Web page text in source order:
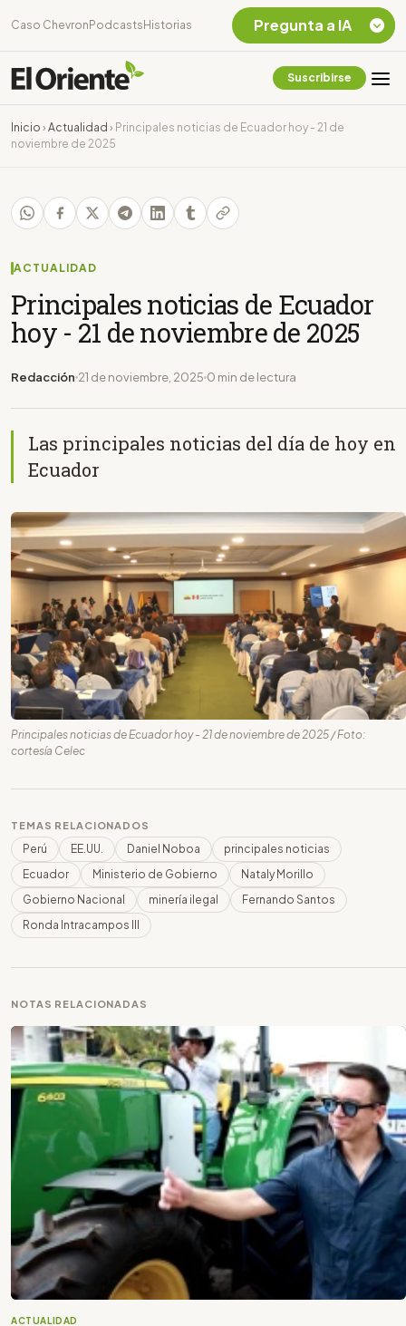
Caso Chevron Podcasts Historias
Suscribirse
Inicio › Actualidad › Principales noticias de Ecuador hoy - 21 de
noviembre de 2025
ACTUALIDAD
Principales noticias de Ecuador
hoy - 21 de noviembre de 2025
Redacción 21 de noviembre, 2025 0 min de lectura
Las principales noticias del día de hoy en
Ecuador
Principales noticias de Ecuador hoy - 21 de noviembre de 2025 / Foto:
cortesía Celec
TEMAS RELACIONADOS
Perú EE.UU. Daniel Noboa
principales noticias
Ecuador
Ministerio de Gobierno
Nataly Morillo
Gobierno Nacional
minería ilegal
Fernando Santos
Ronda Intracampos III
NOTAS RELACIONADAS
ACTUALIDAD
Pregunta a IA
Chevron Ecuador